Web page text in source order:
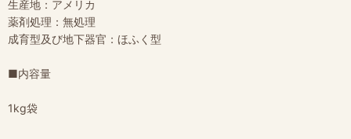
生産地：アメリカ
薬剤処理：無処理
成育型及び地下器官：ほふく型
■内容量
1kg袋